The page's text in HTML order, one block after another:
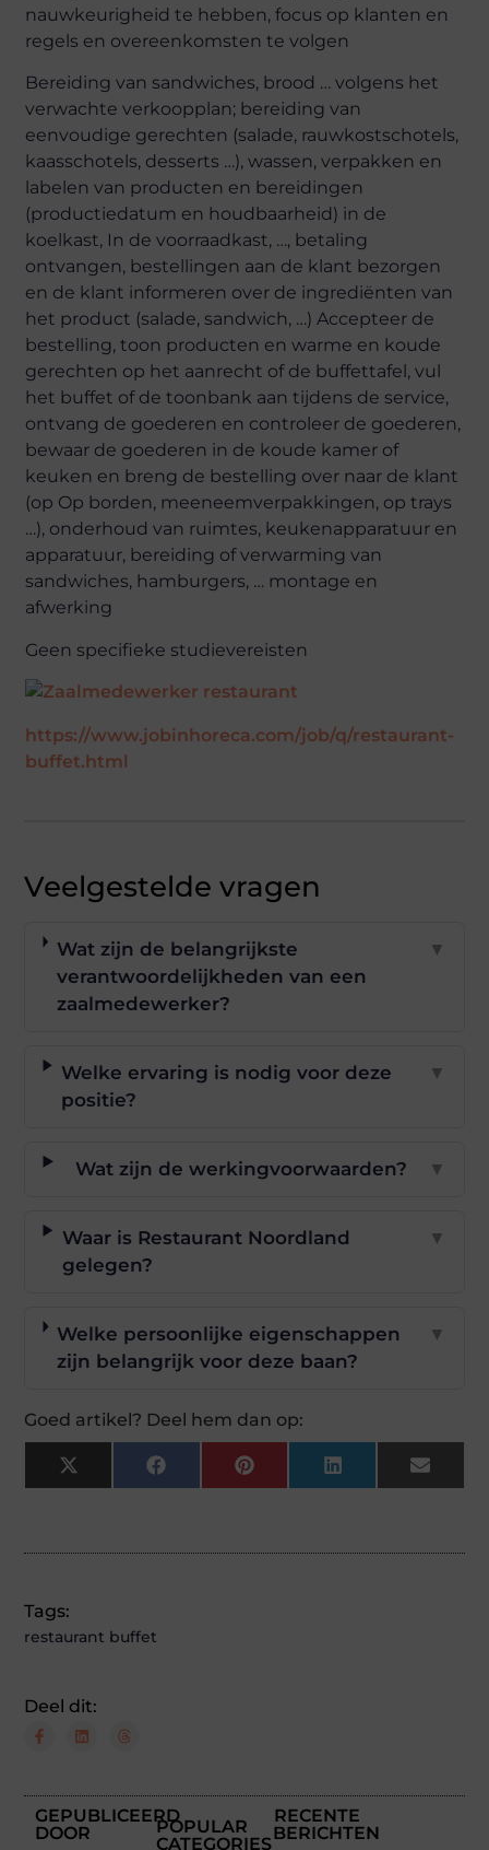
nauwkeurigheid te hebben, focus op klanten en
regels en overeenkomsten te volgen
Bereiding van sandwiches, brood … volgens het
verwachte verkoopplan; bereiding van
eenvoudige gerechten (salade, rauwkostschotels,
kaasschotels, desserts …), wassen, verpakken en
labelen van producten en bereidingen
(productiedatum en houdbaarheid) in de
koelkast, In de voorraadkast, …, betaling
ontvangen, bestellingen aan de klant bezorgen
en de klant informeren over de ingrediënten van
het product (salade, sandwich, …) Accepteer de
bestelling, toon producten en warme en koude
gerechten op het aanrecht of de buffettafel, vul
het buffet of de toonbank aan tijdens de service,
ontvang de goederen en controleer de goederen,
bewaar de goederen in de koude kamer of
keuken en breng de bestelling over naar de klant
(op Op borden, meeneemverpakkingen, op trays
…), onderhoud van ruimtes, keukenapparatuur en
apparatuur, bereiding of verwarming van
sandwiches, hamburgers, … montage en
afwerking
Geen specifieke studievereisten
https://www.jobinhoreca.com/job/q/restaurant-
buffet.html
Veelgestelde vragen
Wat zijn de belangrijkste
verantwoordelijkheden van een
zaalmedewerker?
▼
Welke ervaring is nodig voor deze
positie?
▼
Wat zijn de werkingvoorwaarden? ▼
Waar is Restaurant Noordland
gelegen?
▼
Welke persoonlijke eigenschappen
zijn belangrijk voor deze baan?
▼
Goed artikel? Deel hem dan op:
X
(Twitter)
FacebookPinterestLinkedInEmail
Tags:
restaurant buffet
Deel dit:
GEPUBLICEERD
DOOR
POPULAR
CATEGORIES
RECENTE
BERICHTEN